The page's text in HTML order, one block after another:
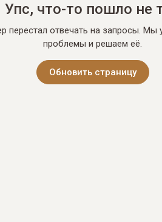
Упс, что-то пошло не
перестал отвечать на запросы. Мы
проблемы и решаем её.
Обновить страницу